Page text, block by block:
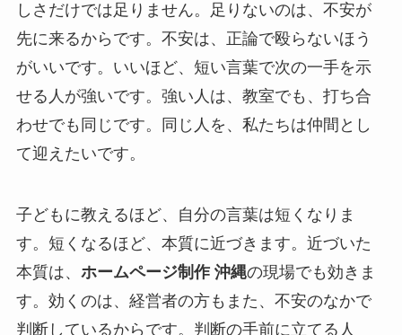
しさだけでは足りません。足りないのは、不安が
先に来るからです。不安は、正論で殴らないほう
がいいです。いいほど、短い言葉で次の一手を示
せる人が強いです。強い人は、教室でも、打ち合
わせでも同じです。同じ人を、私たちは仲間とし
て迎えたいです。
子どもに教えるほど、自分の言葉は短くなりま
す。短くなるほど、本質に近づきます。近づいた
本質は、 ホームページ制作 沖縄の現場でも効きま
す。効くのは、経営者の方もまた、不安のなかで
判断しているからです。判断の手前に立てる人